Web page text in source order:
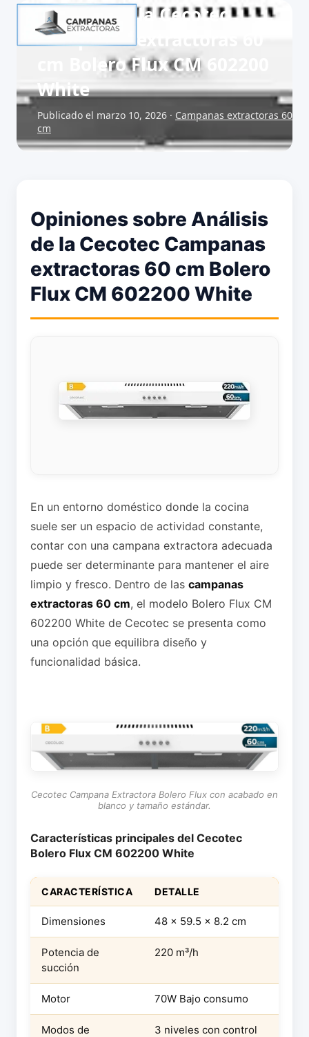
Análisis de la Cecotec
Campanas extractoras 60
cm Bolero Flux CM 602200
White
Publicado el marzo 10, 2026 · Campanas extractoras 60
cm
Opiniones sobre Análisis
de la Cecotec Campanas
extractoras 60 cm Bolero
Flux CM 602200 White
En un entorno doméstico donde la cocina
suele ser un espacio de actividad constante,
contar con una campana extractora adecuada
puede ser determinante para mantener el aire
limpio y fresco. Dentro de las campanas
extractoras 60 cm, el modelo Bolero Flux CM
602200 White de Cecotec se presenta como
una opción que equilibra diseño y
funcionalidad básica.
Cecotec Campana Extractora Bolero Flux con acabado en
blanco y tamaño estándar.
Características principales del Cecotec
Bolero Flux CM 602200 White
CARACTERÍSTICA DETALLE
Dimensiones 48 x 59.5 x 8.2 cm
Potencia de
succión
220 m³/h
Motor 70W Bajo consumo
Modos de
3 niveles con control